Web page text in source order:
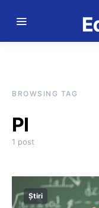
BROWSING TAG
PI
1 post
Știri